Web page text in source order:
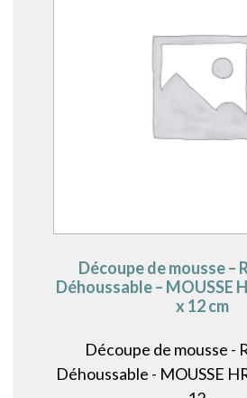
Découpe de mousse –
Déhoussable – MOUSSE
x 12 cm
Découpe de mousse -
Déhoussable - MOUSSE